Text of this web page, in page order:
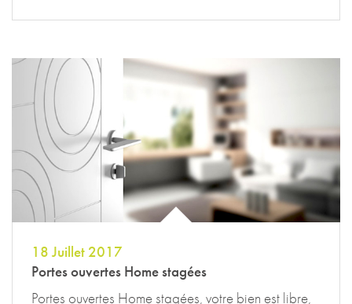
18 Juillet 2017
Portes ouvertes Home stagées
Portes ouvertes Home stagées, votre bien est libre,